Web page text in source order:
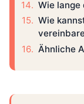
Wie lange
Wie
Ähnliche